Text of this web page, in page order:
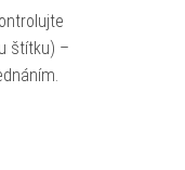
štítku) –